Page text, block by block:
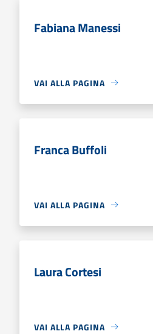
Fabiana Manessi
VAI ALLA PAGINA
Franca Buffoli
VAI ALLA PAGINA
Laura Cortesi
VAI ALLA PAGINA